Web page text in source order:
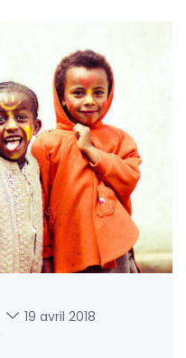
19 avril 2018